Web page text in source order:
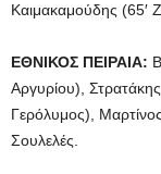
Καιμακαμούδης (65′
ΕΘΝΙΚΟΣ ΠΕΙΡΑΙΑ:
Αργυρίου),
Γερόλυμος),
Σουλελές.